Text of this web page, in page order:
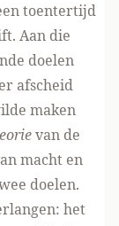
toentertijd
Aan die
doelen
afscheid
maken
van de
macht en
doelen.
het